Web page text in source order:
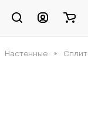
Настенные